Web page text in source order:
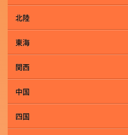
北陸
東海
関西
中国
四国